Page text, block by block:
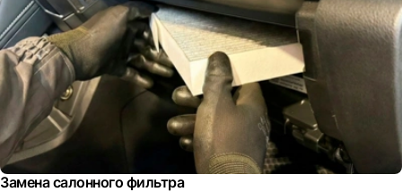
Замена салонного фильтра